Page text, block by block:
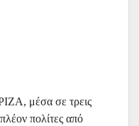
μέσα σε τρεις
πολίτες από